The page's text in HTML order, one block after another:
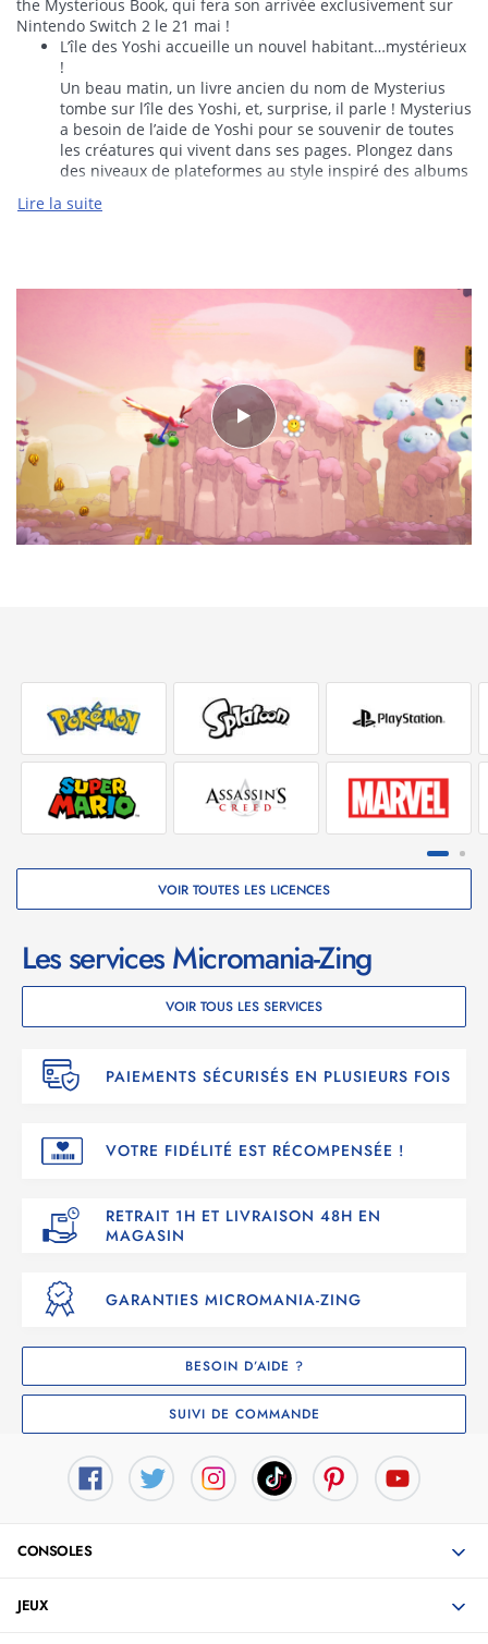
the Mysterious Book, qui fera son arrivée exclusivement sur
Nintendo Switch 2 le 21 mai !
L’île des Yoshi accueille un nouvel habitant…mystérieux
!
Un beau matin, un livre ancien du nom de Mysterius
tombe sur l’île des Yoshi, et, surprise, il parle ! Mysterius
a besoin de l’aide de Yoshi pour se souvenir de toutes
les créatures qui vivent dans ses pages. Plongez dans
des niveaux de plateformes au style inspiré des albums
bestiaire !
apprendre plus sur les créatures qui y vivent. Que font-
elles ? Quel est leur goût ? Comment interagissent-elles
avec l’environnement ou avec les autres créatures ?
Comment réagiront-elles si vous les écrasez, si vous les
transportez ou si vous leur donnez un morceau de fruit
? Il n'y a qu'un moyen de le savoir ! Par exemple
Bulnouille, la petite grenouille, a un gout savonneux et
émet des bulles dans lesquels Yoshi peut monter !
Yoshi quant à lui peut sauter, effectuer des attaques
plongeantes avec son nez et surtout avaler des
créatures pour avoir des œufs qui lui servent de
munition !
Explorateur Yoshi, arriverez-vous à tout découvrir ?
Dans chaque niveau, des étoiles et des fleurs spéciales
sont cachées et vous donneront accès à des bonus si
vous les découvrez toutes !
Lire la suite
VOIR TOUTES LES LICENCES
Les services Micromania-Zing
VOIR TOUS LES SERVICES
PAIEMENTS SÉCURISÉS EN PLUSIEURS FOIS
VOTRE FIDÉLITÉ EST RÉCOMPENSÉE !
RETRAIT 1H ET LIVRAISON 48H EN
MAGASIN
GARANTIES MICROMANIA-ZING
BESOIN D’AIDE ?
SUIVI DE COMMANDE
CONSOLES
JEUX